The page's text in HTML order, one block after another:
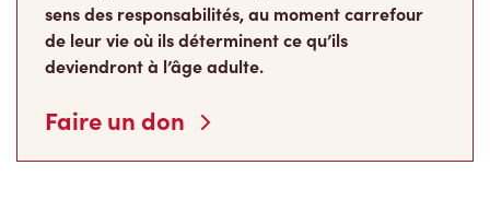
sens des responsabilités, au moment carrefour
de leur vie où ils déterminent ce qu’ils
deviendront à l’âge adulte.
Faire un don